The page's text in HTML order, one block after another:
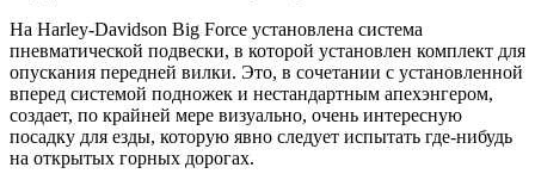
На Harley-Davidson Big Force установлена ​​система
пневматической подвески, в которой установлен комплект для
опускания передней вилки. Это, в сочетании с установленной
вперед системой подножек и нестандартным апехэнгером,
создает, по крайней мере визуально, очень интересную
посадку для езды, которую явно следует испытать где-нибудь
на открытых горных дорогах.